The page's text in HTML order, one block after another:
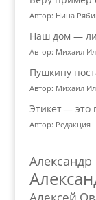
Автор: Нина
Наш дом —
Автор: Михаил
Пушкину
Автор: Михаил
Этикет — это
Автор: Редакция
Александр
Алексей